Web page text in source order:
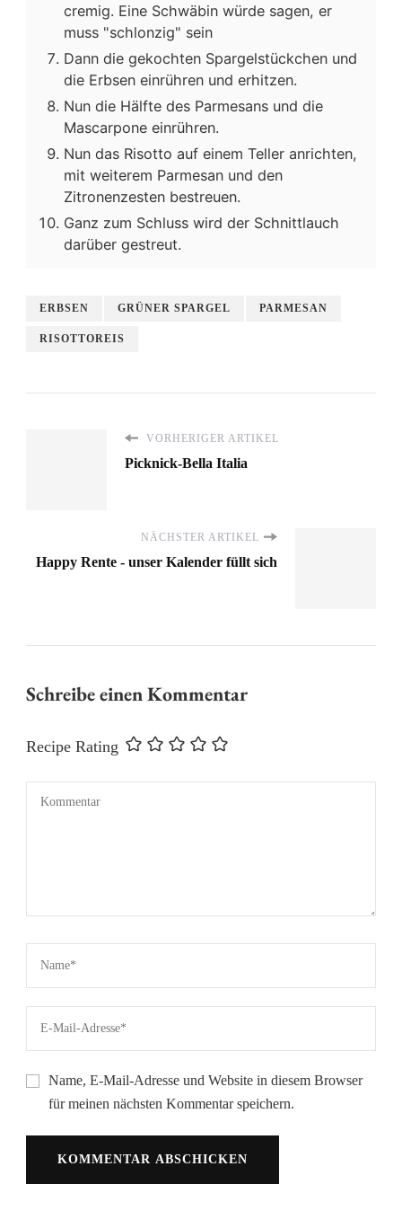
cremig. Eine Schwäbin würde sagen, er
muss "schlonzig" sein
Dann die gekochten Spargelstückchen und
die Erbsen einrühren und erhitzen.
Nun die Hälfte des Parmesans und die
Mascarpone einrühren.
Nun das Risotto auf einem Teller anrichten,
mit weiterem Parmesan und den
Zitronenzesten bestreuen.
Ganz zum Schluss wird der Schnittlauch
darüber gestreut.
ERBSEN GRÜNER SPARGEL PARMESAN
RISOTTOREIS
VORHERIGER ARTIKEL
Picknick-Bella Italia
NÄCHSTER ARTIKEL
Happy Rente - unser Kalender füllt sich
Schreibe einen Kommentar
Recipe Rating
Name, E-Mail-Adresse und Website in diesem Browser
für meinen nächsten Kommentar speichern.